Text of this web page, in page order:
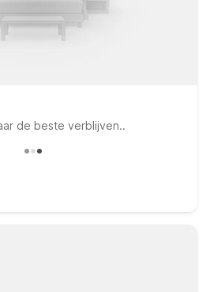
de beste verblijven..